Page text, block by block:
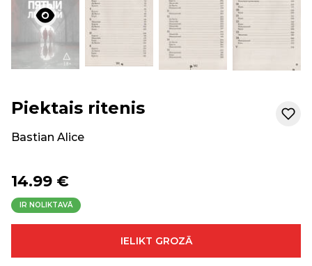
Piektais ritenis
Bastian Alice
14.99 €
IR NOLIKTAVĀ
IELIKT GROZĀ